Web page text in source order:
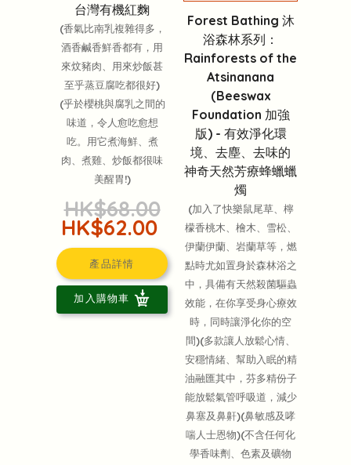
台灣有機紅麴
(香氣比南乳複雜得多，
酒香鹹香鮮香都有，用
來炆豬肉、用來炒飯甚
至乎蒸豆腐吃都很好)
(乎於櫻桃與腐乳之間的
味道，令人愈吃愈想
吃。用它煮海鮮、煮
肉、煮雞、炒飯都很味
美醒胃!)
HK$68.00
HK$62.00
產品詳情
加入購物車
Forest Bathing 沐
浴森林系列：
Rainforests of the
Atsinanana
(Beeswax
Foundation 加強
版) - 有效淨化環
境、去塵、去味的
神奇天然芳療蜂蠟蠟
燭
(加入了快樂鼠尾草、檸
檬香桃木、檜木、雪松、
伊蘭伊蘭、岩蘭草等，燃
點時尤如置身於森林浴之
中，具備有天然殺菌驅蟲
效能，在你享受身心療效
時，同時讓淨化你的空
間)(多款讓人放鬆心情、
安穩情緒、幫助入眠的精
油融匯其中，芬多精份子
能放鬆氣管呼吸道，減少
鼻塞及鼻鼾)(鼻敏感及哮
喘人士恩物)(不含任何化
學香味劑、色素及礦物